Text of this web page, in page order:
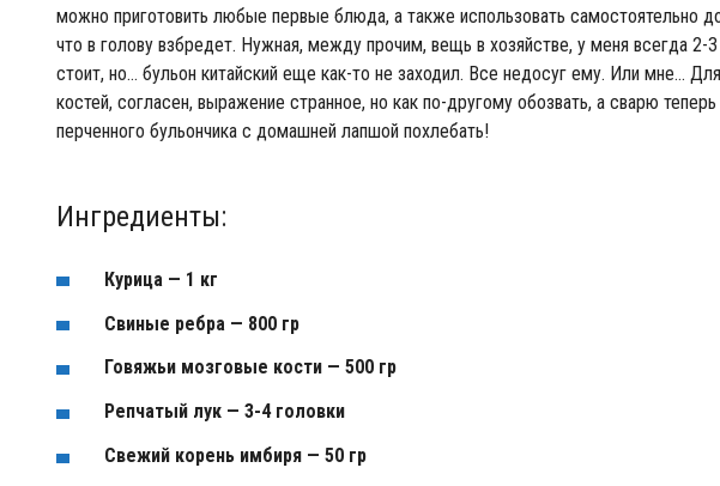
можно приготовить любые первые блюда, а также использовать самостоятельно
что в голову взбредет. Нужная, между прочим, вещь в хозяйстве, у меня всегда 2-3
стоит, но… бульон китайский еще как-то не заходил. Все недосуг ему. Или мне…
костей, согласен, выражение странное, но как по-другому обозвать, а сварю
перченного бульончика с домашней лапшой похлебать!
Ингредиенты:
Курица — 1 кг
Свиные ребра — 800 гр
Говяжьи мозговые кости — 500 гр
Репчатый лук — 3-4 головки
Свежий корень имбиря — 50 гр